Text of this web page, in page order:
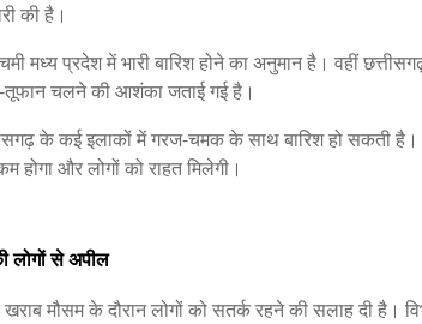
की है।
मध्य प्रदेश में भारी बारिश होने का अनुमान है। वहीं
तूफान चलने की आशंका जताई गई है।
के कई इलाकों में गरज-चमक के साथ बारिश हो सकती है।
होगा और लोगों को राहत मिलेगी।
लोगों से अपील
खराब मौसम के दौरान लोगों को सतर्क रहने की सलाह दी है।